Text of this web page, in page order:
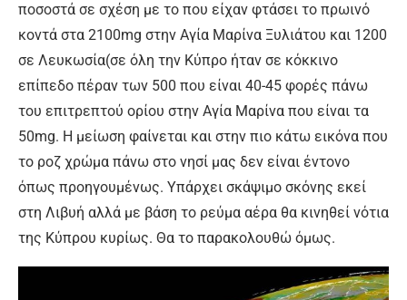
ποσοστά σε σχέση με το που είχαν φτάσει το πρωινό
κοντά στα 2100mg στην Αγία Μαρίνα Ξυλιάτου και 1200
σε Λευκωσία(σε όλη την Κύπρο ήταν σε κόκκινο
επίπεδο πέραν των 500 που είναι 40-45 φορές πάνω
του επιτρεπτού ορίου στην Αγία Μαρίνα που είναι τα
50mg. Η μείωση φαίνεται και στην πιο κάτω εικόνα που
το ροζ χρώμα πάνω στο νησί μας δεν είναι έντονο
όπως προηγουμένως. Υπάρχει σκάψιμο σκόνης εκεί
στη Λιβυή αλλά με βάση το ρεύμα αέρα θα κινηθεί νότια
της Κύπρου κυρίως. Θα το παρακολουθώ όμως.